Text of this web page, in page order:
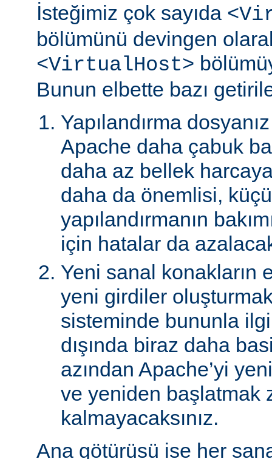
İsteğimiz çok sayıda
bölümünü devingen
<VirtualHost>
Bunun elbette bazı
Yapılandırma
Apache daha çabuk
daha az bellek
daha da önemlisi,
yapılandırmanın
için hatalar da
Yeni sanal konakların
yeni girdiler
sisteminde bununla
dışında biraz daha
azından Apache’yi
ve yeniden başlatmak
kalmayacaksınız.
Ana götürüsü ise her